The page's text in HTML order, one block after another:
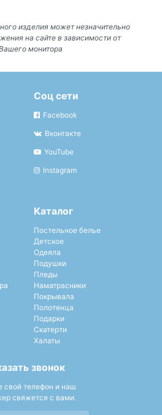
изделия может незначительно
на сайте в зависимости от
монитора
Соц сети
Facebook
Вконтакте
YouTube
Instagram
Каталог
Постельное белье
Детское
Одеяла
Подушки
Пледы
Наматрасники
Покрывала
Полотенца
Подарки
Скатерти
Халаты
звонок
свой телефон и наш
свяжется с вами.